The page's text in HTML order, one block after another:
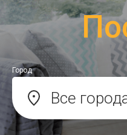
Город